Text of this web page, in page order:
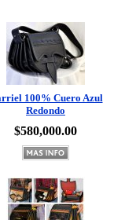
100% Cuero Azul
Redondo
$580,000.00